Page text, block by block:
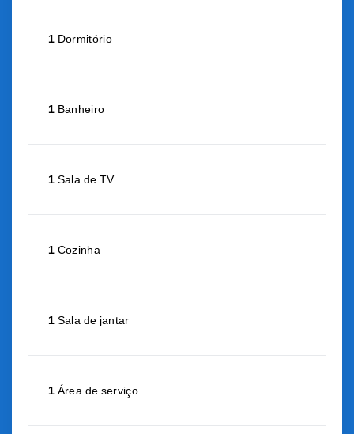
1 Dormitório
1 Banheiro
1 Sala de TV
1 Cozinha
1 Sala de jantar
1 Área de serviço